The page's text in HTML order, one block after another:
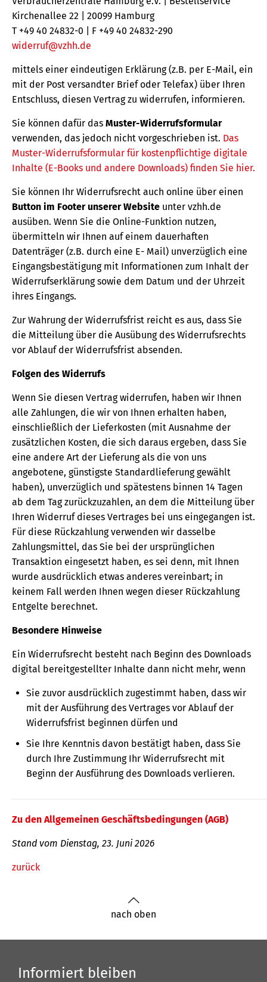
Kirchenallee 22 | 20099 Hamburg
T +49 40 24832-0 | F +49 40 24832-290
widerruf@vzhh.de
mittels einer eindeutigen Erklärung (z.B. per E-Mail, ein
mit der Post versandter Brief oder Telefax) über Ihren
Entschluss, diesen Vertrag zu widerrufen, informieren.
Sie können dafür das Muster-Widerrufsformular
verwenden, das jedoch nicht vorgeschrieben ist. Das
Muster-Widerrufsformular für kostenpflichtige digitale
Inhalte (E-Books und andere Downloads) finden Sie hier.
Sie können Ihr Widerrufsrecht auch online über einen
Button im Footer unserer Website unter vzhh.de
ausüben. Wenn Sie die Online-Funktion nutzen,
übermitteln wir Ihnen auf einem dauerhaften
Datenträger (z.B. durch eine E- Mail) unverzüglich eine
Eingangsbestätigung mit Informationen zum Inhalt der
Widerrufserklärung sowie dem Datum und der Uhrzeit
ihres Eingangs.
Zur Wahrung der Widerrufsfrist reicht es aus, dass Sie
die Mitteilung über die Ausübung des Widerrufsrechts
vor Ablauf der Widerrufsfrist absenden.
Folgen des Widerrufs
Wenn Sie diesen Vertrag widerrufen, haben wir Ihnen
alle Zahlungen, die wir von Ihnen erhalten haben,
einschließlich der Lieferkosten (mit Ausnahme der
zusätzlichen Kosten, die sich daraus ergeben, dass Sie
eine andere Art der Lieferung als die von uns
angebotene, günstigste Standardlieferung gewählt
haben), unverzüglich und spätestens binnen 14 Tagen
ab dem Tag zurückzuzahlen, an dem die Mitteilung über
Ihren Widerruf dieses Vertrages bei uns eingegangen ist.
Für diese Rückzahlung verwenden wir dasselbe
Zahlungsmittel, das Sie bei der ursprünglichen
Transaktion eingesetzt haben, es sei denn, mit Ihnen
wurde ausdrücklich etwas anderes vereinbart; in
keinem Fall werden Ihnen wegen dieser Rückzahlung
Entgelte berechnet.
Besondere Hinweise
Ein Widerrufsrecht besteht nach Beginn des Downloads
digital bereitgestellter Inhalte dann nicht mehr, wenn
Sie zuvor ausdrücklich zugestimmt haben, dass wir
mit der Ausführung des Vertrages vor Ablauf der
Widerrufsfrist beginnen dürfen und
Sie Ihre Kenntnis davon bestätigt haben, dass Sie
durch Ihre Zustimmung Ihr Widerrufsrecht mit
Beginn der Ausführung des Downloads verlieren.
Zu den Allgemeinen Geschäftsbedingungen (AGB)
Stand vom Dienstag, 23. Juni 2026
zurück
nach oben
Informiert bleiben